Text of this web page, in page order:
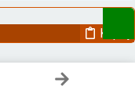
Kopiuj